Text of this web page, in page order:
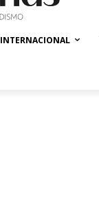
INTERNACIONAL